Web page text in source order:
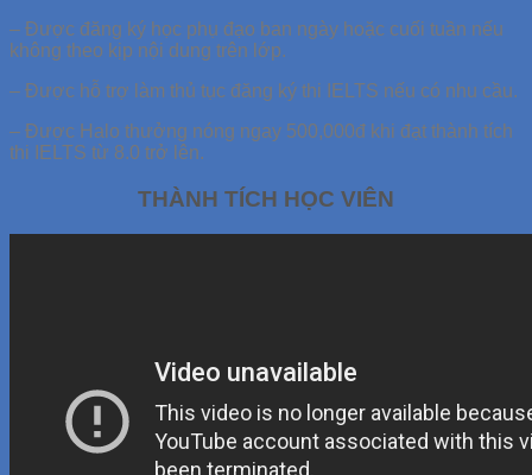
– Được đăng ký học phụ đạo ban ngày hoặc cuối tuần nếu
không theo kịp nội dung trên lớp.
– Được hỗ trợ làm thủ tục đăng ký thi IELTS nếu có nhu cầu.
– Được Halo thưởng nóng ngay 500,000đ khi đạt thành tích
thi IELTS từ 8.0 trở lên.
THÀNH TÍCH HỌC VIÊN